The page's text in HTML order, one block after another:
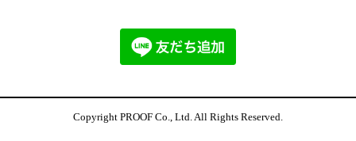
Copyright PROOF Co., Ltd. All Rights Reserved.